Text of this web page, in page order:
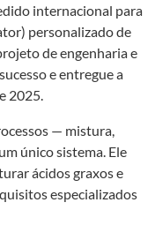
internacional para
personalizado de
de engenharia e
e entregue a
2025.
— mistura,
único sistema. Ele
ácidos graxos e
especializados